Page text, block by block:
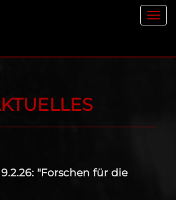
"Forschen für die